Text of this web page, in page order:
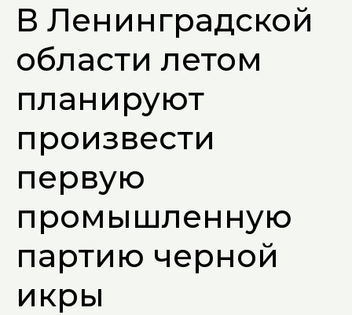
В Ленинградской
области летом
планируют
произвести
первую
промышленную
партию черной
икры